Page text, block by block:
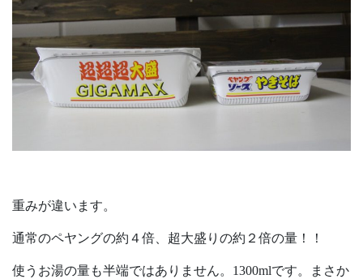
重みが違います。
通常のペヤングの約４倍、超大盛りの約２倍の量！！
使うお湯の量も半端ではありません。1300mlです。まさか